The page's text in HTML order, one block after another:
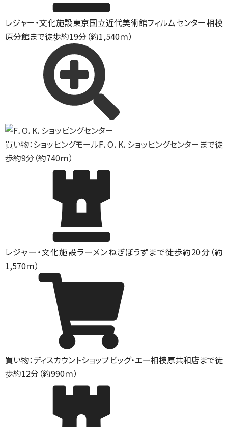
レジャー・文化施設東京国立近代美術館フィルムセンター相模
原分館まで徒歩約19分（約1,540ｍ）
買い物：ショッピングモールF．O．K．ショッピングセンターまで徒
歩約9分（約740ｍ）
レジャー・文化施設ラーメンねぎぼうずまで徒歩約20分（約
1,570ｍ）
買い物：ディスカウントショップビッグ・エー相模原共和店まで徒
歩約12分（約990ｍ）